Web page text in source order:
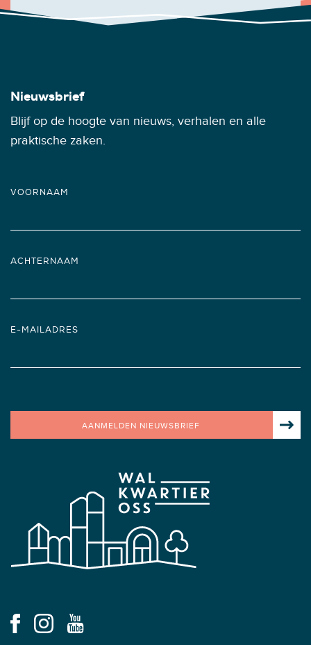
Nieuwsbrief
Blijf op de hoogte van nieuws, verhalen en alle
praktische zaken.
VOORNAAM
ACHTERNAAM
E-MAILADRES
AANMELDEN NIEUWSBRIEF